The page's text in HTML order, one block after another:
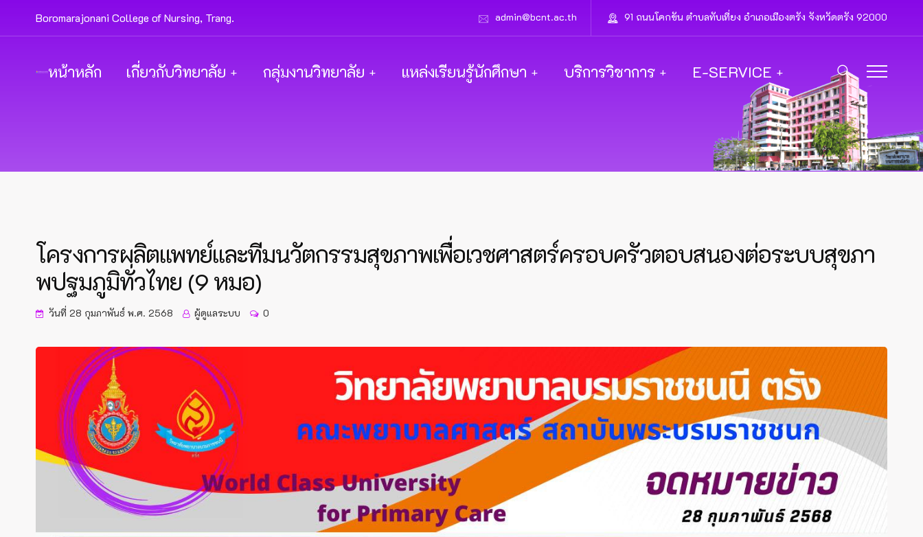
Boromarajonani College of Nursing, Trang. admin@bcnt.ac.th 91 ถนนโคกขัน ตำบลทับเที่ยง อำเภอเมืองตรัง จังหวัดตรัง 92000
หน้าหลัก เกี่ยวกับวิทยาลัย กลุ่มงานวิทยาลัย แหล่งเรียนรู้นักศึกษา บริการวิชาการ E-SERVICE
โครงการผลิตแพทย์และทีมนวัตกรรมสุขภาพเพื่อเวชศาสตร์ครอบครัวตอบสนองต่อระบบสุขภา
พปฐมภูมิทั่วไทย (9 หมอ)
วันที่ 28 กุมภาพันธ์ พ.ศ. 2568 ผู้ดูแลระบบ 0